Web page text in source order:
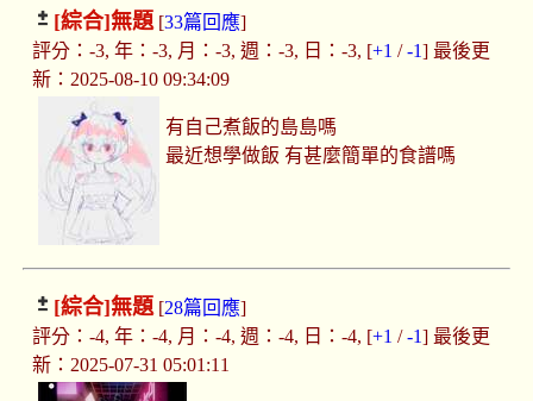
[綜合]無題[33篇回應]
評分：-3, 年：-3, 月：-3, 週：-3, 日：-3, [+1 /-1] 最後更
新：2025-08-10 09:34:09
有自己煮飯的島島嗎
最近想學做飯 有甚麼簡單的食譜嗎
[綜合]無題[28篇回應]
評分：-4, 年：-4, 月：-4, 週：-4, 日：-4, [+1 /-1] 最後更
新：2025-07-31 05:01:11